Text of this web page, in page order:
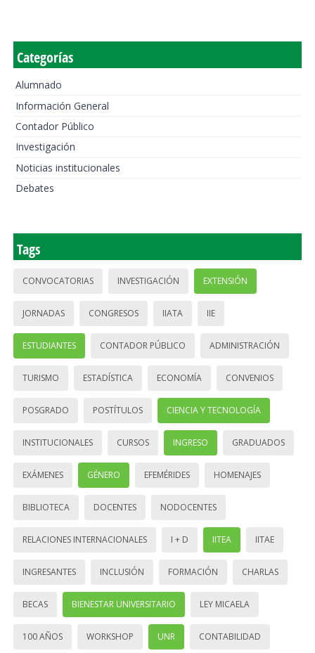
Categorías
Alumnado
Información General
Contador Público
Investigación
Noticias institucionales
Debates
Tags
CONVOCATORIAS INVESTIGACIÓN EXTENSIÓN
JORNADAS CONGRESOS IIATA IIE
ESTUDIANTES CONTADOR PÚBLICO ADMINISTRACIÓN
TURISMO ESTADÍSTICA ECONOMÍA CONVENIOS
POSGRADO POSTÍTULOS CIENCIA Y TECNOLOGÍA
INSTITUCIONALES CURSOS INGRESO GRADUADOS
EXÁMENES GÉNERO EFEMÉRIDES HOMENAJES
BIBLIOTECA DOCENTES NODOCENTES
RELACIONES INTERNACIONALES I + D IITEA IITAE
INGRESANTES INCLUSIÓN FORMACIÓN CHARLAS
BECAS BIENESTAR UNIVERSITARIO LEY MICAELA
100 AÑOS WORKSHOP UNR CONTABILIDAD